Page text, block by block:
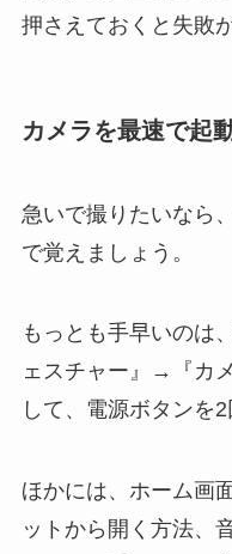
押さえておくと失敗
カメラを最速で起
急いで撮りたいなら、
で覚えましょう。
もっとも手早いのは
ェスチャー』→『カ
して、電源ボタンを2
ほかには、ホーム画
ットから開く方法、